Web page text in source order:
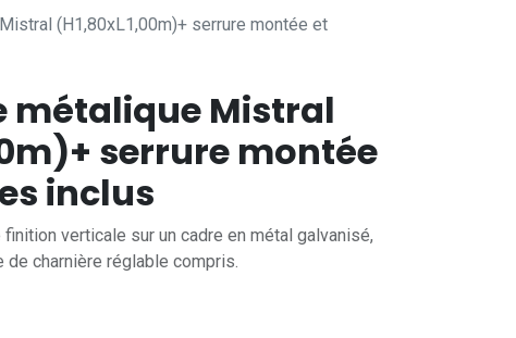
(H1,80xL1,00m)+ serrure montée et
métalique Mistral
serrure montée
inclus
verticale sur un cadre en métal galvanisé,
charnière réglable compris.